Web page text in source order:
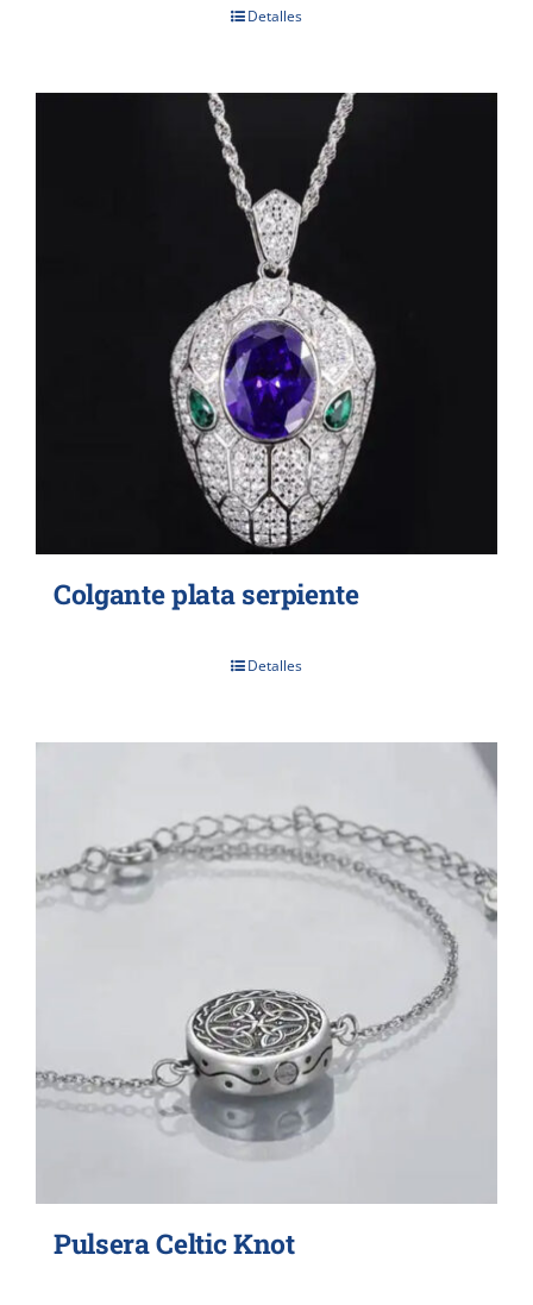
Detalles
Colgante plata serpiente
Detalles
Pulsera Celtic Knot